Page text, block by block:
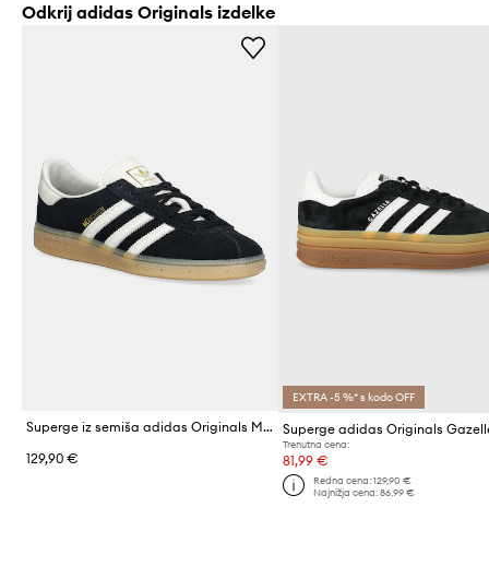
Odkrij adidas Originals izdelke
Superge iz semiša adidas Originals Muenchen W
129,90 €
EXTRA -5 %* s kodo OFF
Trenutna cena:
81,99 €
Redna cena: 129,90 €
Najnižja cena: 86,99 €